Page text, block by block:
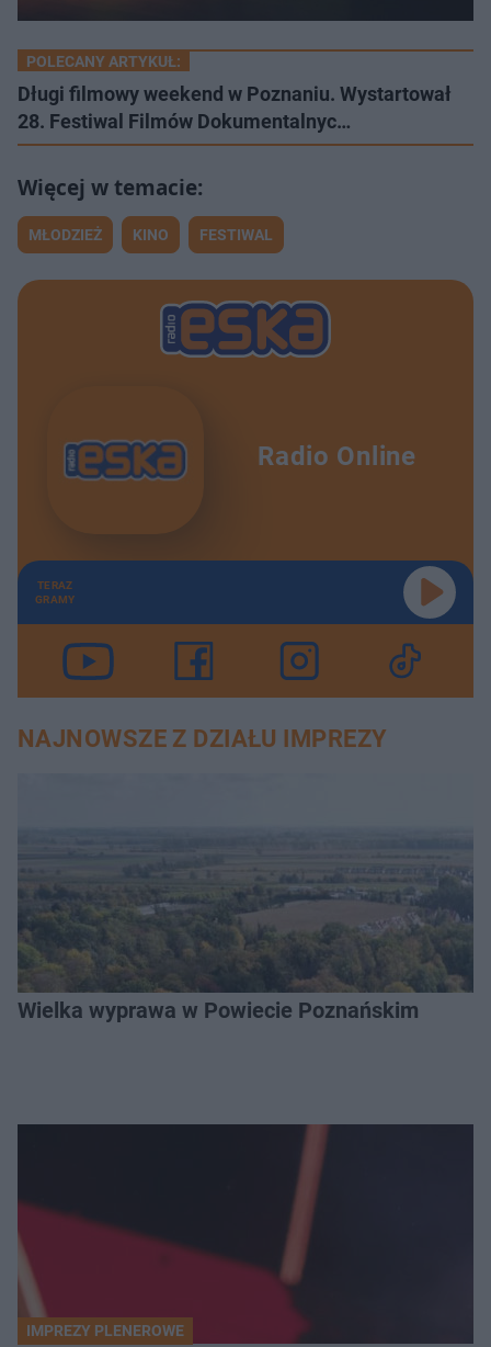
POLECANY ARTYKUŁ:
Długi filmowy weekend w Poznaniu. Wystartował
28. Festiwal Filmów Dokumentalnyc…
MŁODZIEŻ KINO FESTIWAL
Radio Online
TERAZ
GRAMY
NAJNOWSZE Z DZIAŁU IMPREZY
Wielka wyprawa w Powiecie Poznańskim
IMPREZY PLENEROWE